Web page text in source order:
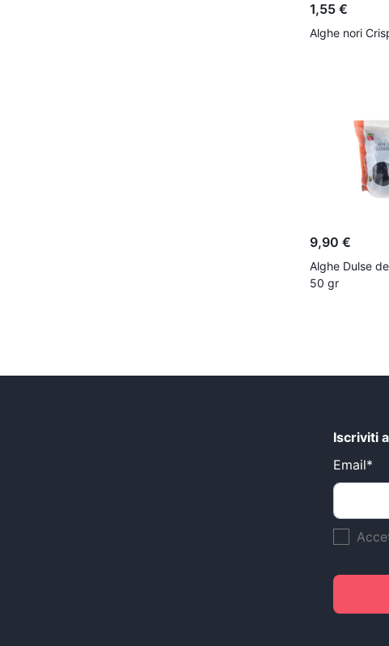
1,55 €
Alghe nori
9,90 €
Alghe Dulse
50 gr
Iscriviti
Email*